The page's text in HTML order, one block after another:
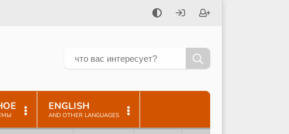
ENGLISH
AND OTHER LANGUAGES